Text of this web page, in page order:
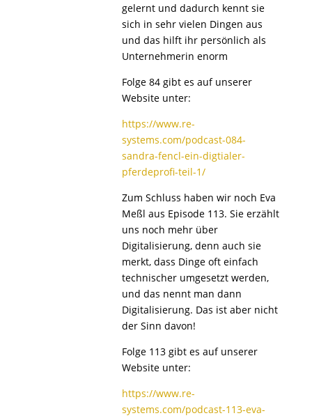
gelernt und dadurch kennt sie
sich in sehr vielen Dingen aus
und das hilft ihr persönlich als
Unternehmerin enorm
Folge 84 gibt es auf unserer
Website unter:
https://www.re-
systems.com/podcast-084-
sandra-fencl-ein-digtialer-
pferdeprofi-teil-1/
Zum Schluss haben wir noch Eva
Meßl aus Episode 113. Sie erzählt
uns noch mehr über
Digitalisierung, denn auch sie
merkt, dass Dinge oft einfach
technischer umgesetzt werden,
und das nennt man dann
Digitalisierung. Das ist aber nicht
der Sinn davon!
Folge 113 gibt es auf unserer
Website unter:
https://www.re-
systems.com/podcast-113-eva-